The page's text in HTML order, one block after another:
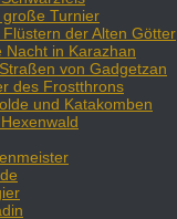
große Turnier
Flüstern der Alten Götter
Nacht in Karazhan
von Gadgetzan
des Frostthrons
und Katakomben